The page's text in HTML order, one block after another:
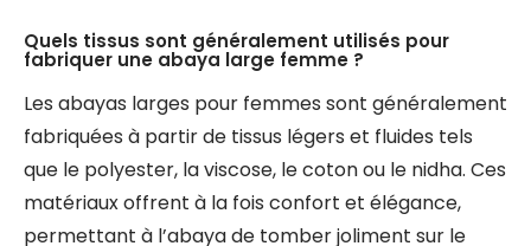
Quels tissus sont généralement utilisés pour
fabriquer une abaya large femme ?
Les abayas larges pour femmes sont généralement
fabriquées à partir de tissus légers et fluides tels
que le polyester, la viscose, le coton ou le nidha. Ces
matériaux offrent à la fois confort et élégance,
permettant à l’abaya de tomber joliment sur le